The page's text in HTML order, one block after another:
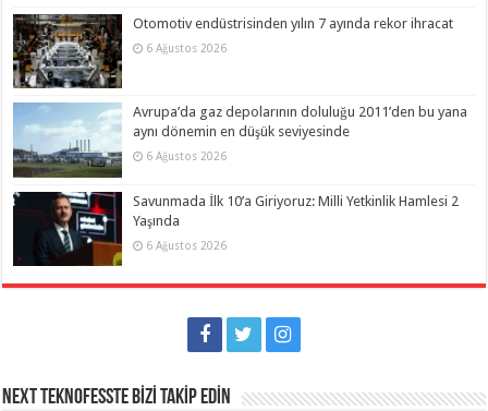
Otomotiv endüstrisinden yılın 7 ayında rekor ihracat
6 Ağustos 2026
Avrupa’da gaz depolarının doluluğu 2011’den bu yana
aynı dönemin en düşük seviyesinde
6 Ağustos 2026
Savunmada İlk 10’a Giriyoruz: Milli Yetkinlik Hamlesi 2
Yaşında
6 Ağustos 2026
NEXT TEKNOFESSTE BİZİ TAKİP EDİN